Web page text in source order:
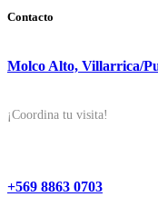
Contacto
Molco Alto, Villarrica/
¡Coordina tu visita!
+569 8863 0703